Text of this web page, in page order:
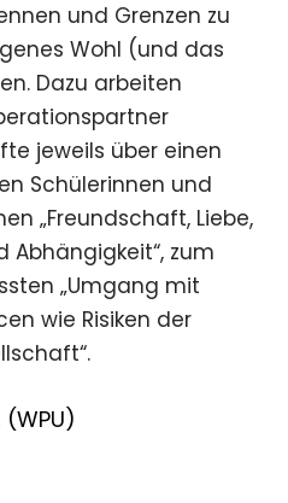
und Grenzen zu
Wohl (und das
Dazu arbeiten
jeweils über einen
Schülerinnen und
„Freundschaft, Liebe,
Abhängigkeit“, zum
„Umgang mit
wie Risiken der